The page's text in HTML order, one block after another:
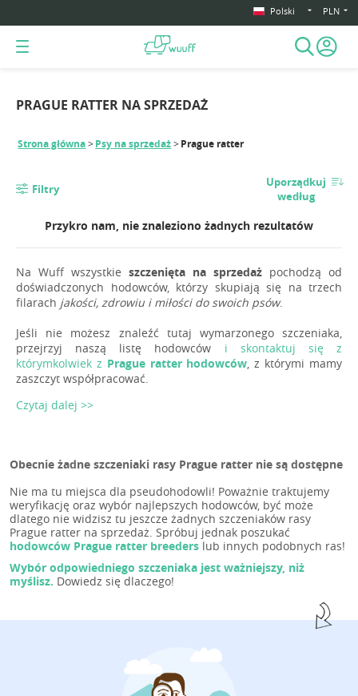
Polski PLN
PRAGUE RATTER NA SPRZEDAŻ
Strona główna Psy na sprzedaż Prague ratter
Filtry
Uporządkuj
według
Przykro nam, nie znaleziono żadnych rezultatów
Na Wuff wszystkie szczenięta na sprzedaż pochodzą od
doświadczonych hodowców, którzy skupiają się na trzech
filarach jakości, zdrowiu i miłości do swoich psów.
Jeśli nie możesz znaleźć tutaj wymarzonego szczeniaka,
przejrzyj naszą listę hodowców i skontaktuj się z
którymkolwiek z Prague ratter hodowców, z którymi mamy
zaszczyt współpracować.
Czytaj dalej >>
Obecnie żadne szczeniaki rasy Prague ratter nie są dostępne
Nie ma tu miejsca dla pseudohodowli! Poważnie traktujemy
weryfikację oraz wybór najlepszych hodowców, być może
dlatego nie widzisz tu jeszcze żadnych szczeniaków rasy
Prague ratter na sprzedaż. Spróbuj jednak poszukać
hodowców Prague ratter breeders lub innych podobnych ras!
Wybór odpowiedniego szczeniaka jest ważniejszy, niż
myślisz. Dowiedz się dlaczego!